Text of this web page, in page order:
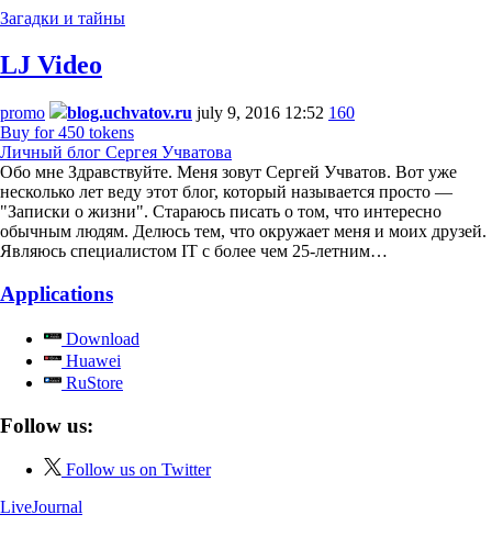
Загадки и тайны
LJ Video
promo blog.uchvatov.ru july 9, 2016 12:52 160
Buy for 450 tokens
Личный блог Сергея Учватова
Обо мне Здравствуйте. Меня зовут Сергей Учватов. Вот уже
несколько лет веду этот блог, который называется просто —
"Записки о жизни". Стараюсь писать о том, что интересно
обычным людям. Делюсь тем, что окружает меня и моих друзей.
Являюсь специалистом IT с более чем 25-летним…
Applications
Download
Huawei
RuStore
Follow us:
Follow us on Twitter
LiveJournal